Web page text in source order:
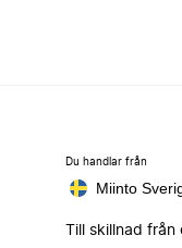
Du handlar från
Miinto
Till skillnad